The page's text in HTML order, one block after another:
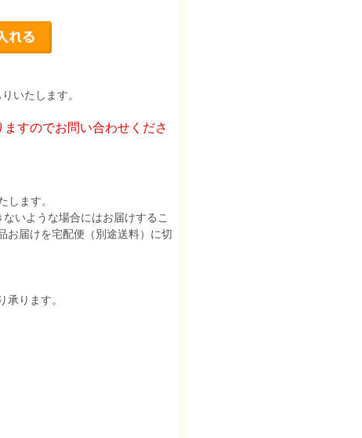
いたします。
すのでお問い合わせくださ
ます。
いような場合にはお届けするこ
お届けを宅配便（別途送料）に切
ります。